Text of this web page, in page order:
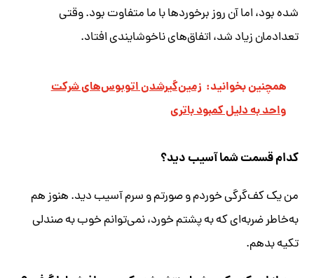
شده بود، اما آن روز برخوردها با ما متفاوت بود. وقتی
تعدادمان زیاد شد، اتفاق‌های ناخوشایندی افتاد.
همچنین بخوانید: زمین‌گیرشدن اتوبوس‌های شرکت
واحد به دلیل کمبود باتری
کدام قسمت شما آسیب دید؟
من یک کف‌گرگی خوردم و صورتم و سرم آسیب دید. هنوز هم
به‌خاطر ضربه‌ای که به پشتم خورد، نمی‌توانم خوب به صندلی
تکیه بدهم.